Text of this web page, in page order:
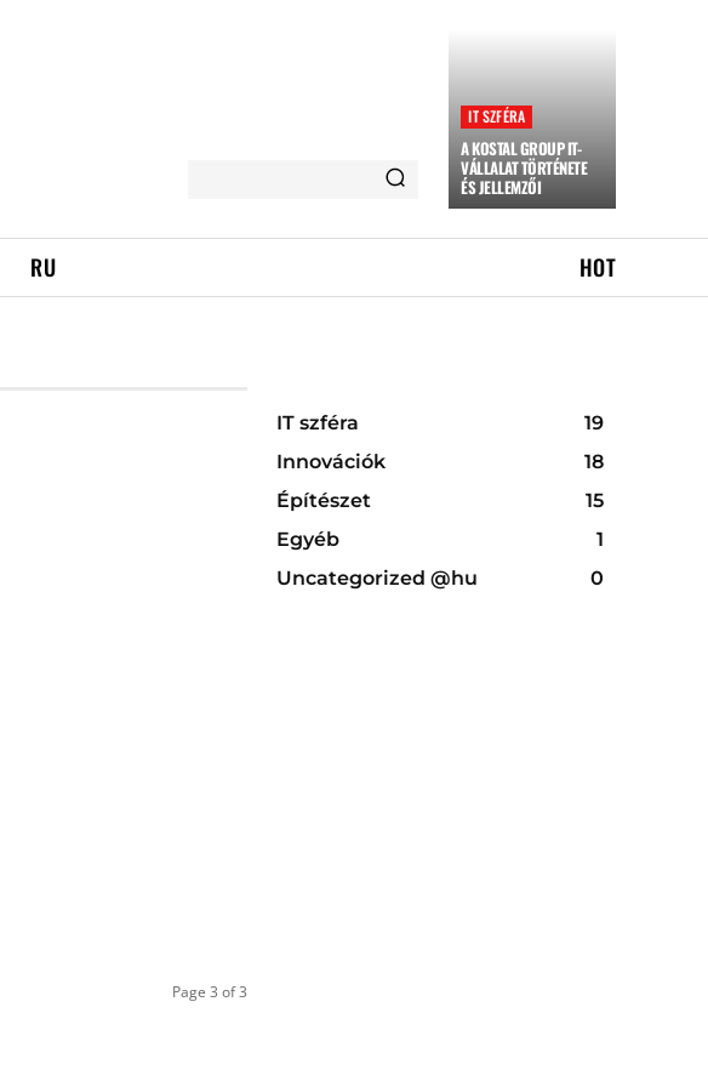
IT SZFÉRA
A KOSTAL GROUP IT-
VÁLLALAT TÖRTÉNETE
ÉS JELLEMZŐI
RU HOT
Page 3 of 3
IT szféra
19
Innovációk
18
Építészet
15
Egyéb
1
Uncategorized @hu
0